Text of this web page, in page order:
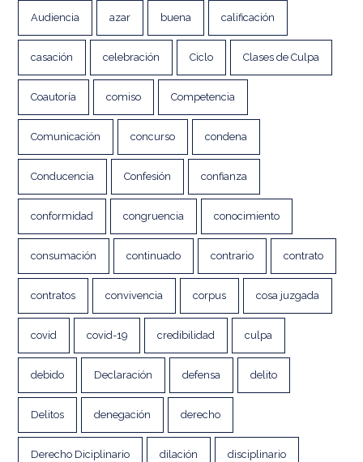
Audiencia azar buena calificación
casación celebración Ciclo Clases de Culpa
Coautoría comiso Competencia
Comunicación concurso condena
Conducencia Confesión confianza
conformidad congruencia conocimiento
consumación continuado contrario contrato
contratos convivencia corpus cosa juzgada
covid covid-19 credibilidad culpa
debido Declaración defensa delito
Delitos denegación derecho
Derecho Diciplinario dilación disciplinario